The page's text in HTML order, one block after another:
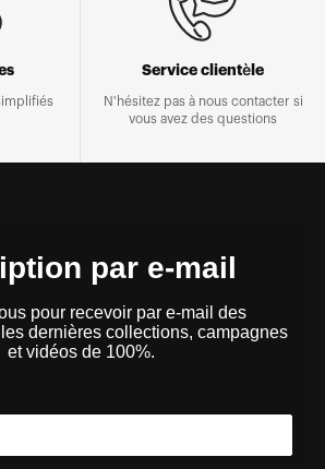
Service clientèle
N'hésitez pas à nous contacter si
vous avez des questions
par e-mail
pour recevoir par e-mail des
dernières collections, campagnes
et vidéos de 100%.